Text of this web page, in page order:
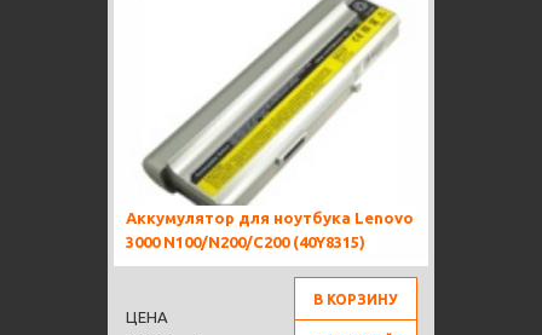
Аккумулятор для ноутбука Lenovo
3000 N100/N200/C200 (40Y8315)
ЦЕНА
В КОРЗИНУ